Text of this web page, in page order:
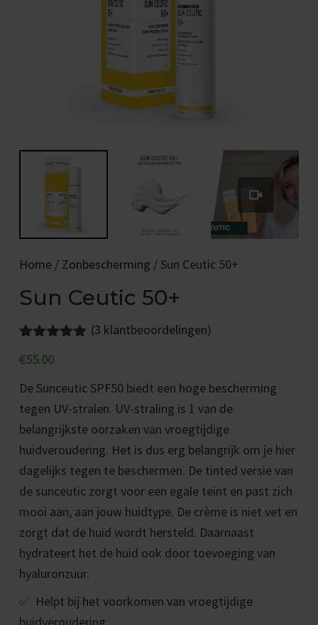
Home / Zonbescherming / Sun Ceutic 50+
Sun Ceutic 50+
5.00op 5
opklant
n
(3 klantbeoordelingen)
€55.00
De Sunceutic SPF50 biedt een hoge bescherming
tegen UV-stralen. UV-straling is 1 van de
belangrijkste oorzaken van vroegtijdige
huidveroudering. Het is dus erg belangrijk om je hier
dagelijks tegen te beschermen. De tinted versie van
de sunceutic zorgt voor een egale teint en past zich
mooi aan, aan jouw huidtype. De crème is niet vet en
zorgt dat de huid wordt hersteld. Daarnaast
hydrateert het de huid ook door toevoeging van
hyaluronzuur.
✅ Helpt bij het voorkomen van vroegtijdige
huidveroudering